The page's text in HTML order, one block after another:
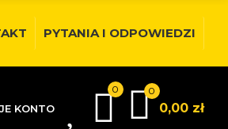
PYTANIA I ODPOWIEDZI
KONTO
0 0
0,00 zł